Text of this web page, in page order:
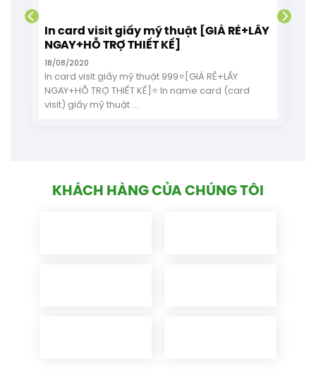
In card visit giấy mỹ thuật [GIÁ RẺ+LẤY
NGAY+HỖ TRỢ THIẾT KẾ]
18/08/2020
In card visit giấy mỹ thuật 999⭐[GIÁ RẺ+LẤY
NGAY+HỖ TRỢ THIẾT KẾ]⭐ In name card (card
visit) giấy mỹ thuật ...
KHÁCH HÀNG CỦA CHÚNG TÔI